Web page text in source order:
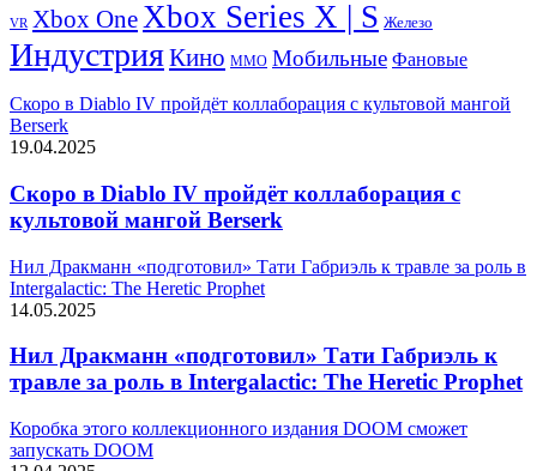
VR Xbox OneXbox Series X | S Железо
ИндустрияКино ММО Мобильные Фановые
Скоро в Diablo IV пройдёт коллаборация с культовой мангой
Berserk
19.04.2025
Скоро в Diablo IV пройдёт коллаборация с
культовой мангой Berserk
Нил Дракманн «подготовил» Тати Габриэль к травле за роль в
Intergalactic: The Heretic Prophet
14.05.2025
Нил Дракманн «подготовил» Тати Габриэль к
травле за роль в Intergalactic: The Heretic Prophet
Коробка этого коллекционного издания DOOM сможет
запускать DOOM